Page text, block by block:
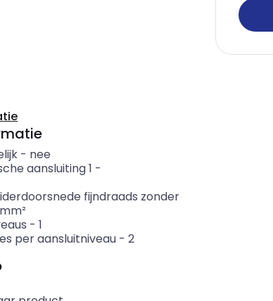
- nee
aansluiting 1 -
fijndraads zonder
mm²
- 1
per aansluitniveau- 2